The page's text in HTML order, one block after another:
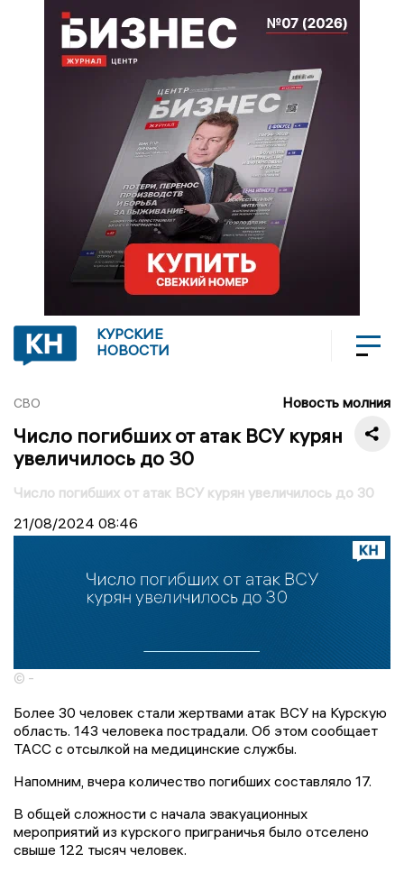
КУРСКИЕ
НОВОСТИ
СВО Новость молния
Число погибших от атак ВСУ курян
увеличилось до 30
Число погибших от атак ВСУ курян увеличилось до 30
21/08/2024 08:46
© -
Более 30 человек стали жертвами атак ВСУ на Курскую
область. 143 человека пострадали. Об этом сообщает
ТАСС с отсылкой на медицинские службы.
Напомним, вчера количество погибших составляло 17.
В общей сложности с начала эвакуационных
мероприятий из курского приграничья было отселено
свыше 122 тысяч человек.